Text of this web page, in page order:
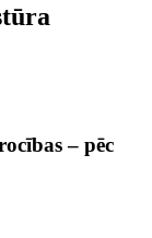
– pēc